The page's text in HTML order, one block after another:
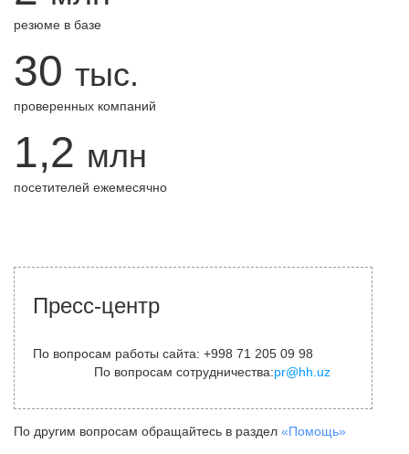
резюме в базе
30 тыс.
проверенных компаний
1,2 млн
посетителей ежемесячно
Пресс-центр
По вопросам работы сайта: +998 71 205 09 98
По вопросам сотрудничества:pr@hh.uz
По другим вопросам обращайтесь в раздел «Помощь»